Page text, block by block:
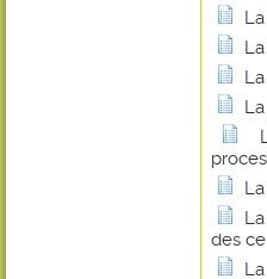
des